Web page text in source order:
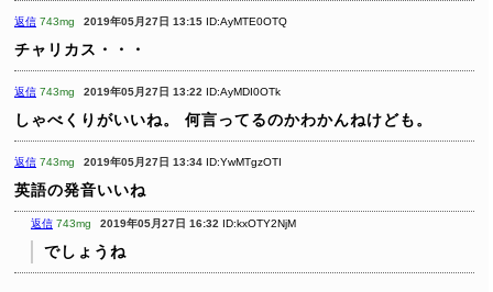
返信 743mg 2019年05月27日 13:15 ID:AyMTE0OTQ
チャリカス・・・
返信 743mg 2019年05月27日 13:22 ID:AyMDI0OTk
しゃべくりがいいね。 何言ってるのかわかんねけども。
返信 743mg 2019年05月27日 13:34 ID:YwMTgzOTI
英語の発音いいね
返信 743mg 2019年05月27日 16:32 ID:kxOTY2NjM
でしょうね